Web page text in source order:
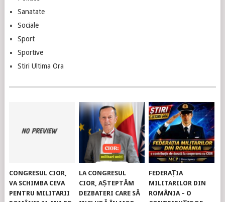
Sanatate
Sociale
Sport
Sportive
Stiri Ultima Ora
CONGRESUL CIOR,
VA SCHIMBA CEVA
PENTRU MILITARII
LA CONGRESUL
CIOR, AȘTEPTĂM
DEZBATERI CARE SĂ
FEDERAȚIA
MILITARILOR DIN
ROMÂNIA – O